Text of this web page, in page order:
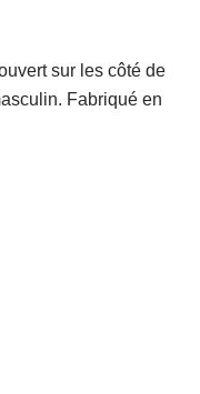
sur les côté de
Fabriqué en